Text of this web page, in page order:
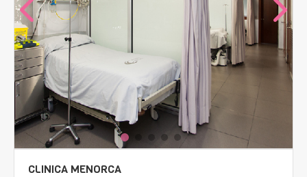
CLINICA MENORCA